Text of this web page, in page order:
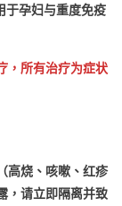
于孕妇与重度免疫
，所有治疗为症状
高烧、咳嗽、红疹
，请立即隔离并致